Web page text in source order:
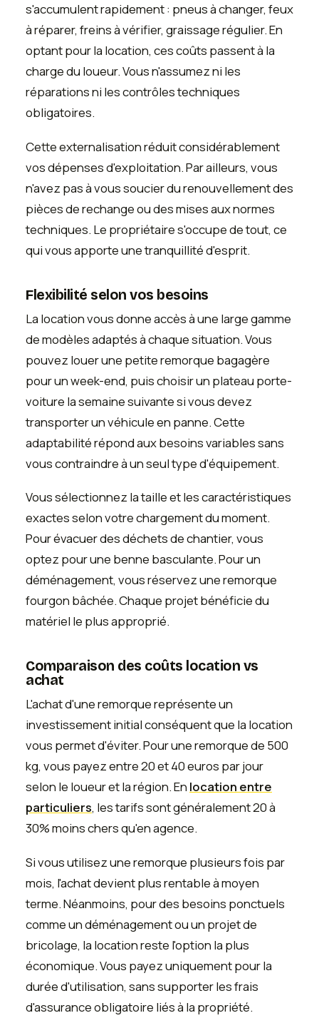
s'accumulent rapidement : pneus à changer, feux
à réparer, freins à vérifier, graissage régulier. En
optant pour la location, ces coûts passent à la
charge du loueur. Vous n'assumez ni les
réparations ni les contrôles techniques
obligatoires.
Cette externalisation réduit considérablement
vos dépenses d'exploitation. Par ailleurs, vous
n'avez pas à vous soucier du renouvellement des
pièces de rechange ou des mises aux normes
techniques. Le propriétaire s'occupe de tout, ce
qui vous apporte une tranquillité d'esprit.
Flexibilité selon vos besoins
La location vous donne accès à une large gamme
de modèles adaptés à chaque situation. Vous
pouvez louer une petite remorque bagagère
pour un week-end, puis choisir un plateau porte-
voiture la semaine suivante si vous devez
transporter un véhicule en panne. Cette
adaptabilité répond aux besoins variables sans
vous contraindre à un seul type d'équipement.
Vous sélectionnez la taille et les caractéristiques
exactes selon votre chargement du moment.
Pour évacuer des déchets de chantier, vous
optez pour une benne basculante. Pour un
déménagement, vous réservez une remorque
fourgon bâchée. Chaque projet bénéficie du
matériel le plus approprié.
Comparaison des coûts location vs
achat
L'achat d'une remorque représente un
investissement initial conséquent que la location
vous permet d'éviter. Pour une remorque de 500
kg, vous payez entre 20 et 40 euros par jour
selon le loueur et la région. En location entre
particuliers, les tarifs sont généralement 20 à
30% moins chers qu'en agence.
Si vous utilisez une remorque plusieurs fois par
mois, l'achat devient plus rentable à moyen
terme. Néanmoins, pour des besoins ponctuels
comme un déménagement ou un projet de
bricolage, la location reste l'option la plus
économique. Vous payez uniquement pour la
durée d'utilisation, sans supporter les frais
d'assurance obligatoire liés à la propriété.